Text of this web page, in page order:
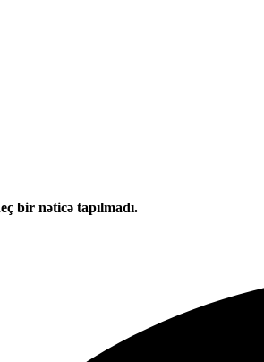
bir nəticə tapılmadı.